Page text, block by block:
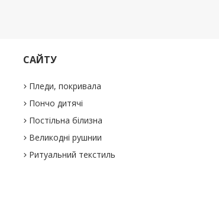
САЙТУ
Пледи, покривала
Пончо дитячі
Постільна білизна
Великодні рушнии
Ритуальний текстиль